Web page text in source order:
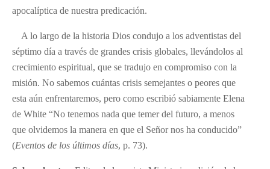
apocalíptica de nuestra predicación.
A lo largo de la historia Dios condujo a los adventistas del
séptimo día a través de grandes crisis globales, llevándolos al
crecimiento espiritual, que se tradujo en compromiso con la
misión. No sabemos cuántas crisis semejantes o peores que
esta aún enfrentaremos, pero como escribió sabiamente Elena
de White “No tenemos nada que temer del futuro, a menos
que olvidemos la manera en que el Señor nos ha conducido”
(Eventos de los últimos días, p. 73).